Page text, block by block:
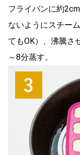
フライパンに約
ないようにスチー
てもOK）、沸騰さ
～8分蒸す。